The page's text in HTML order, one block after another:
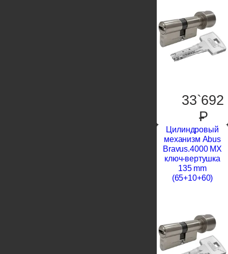
33`692
P
Цилиндровый
механизм Abus
Bravus.4000 MX
ключ-вертушка
135 mm
(65+10+60)